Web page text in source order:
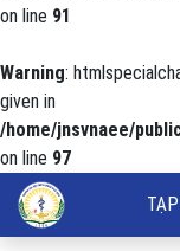
on line 91
Warning:
given in
/home/jnsvnaee/
on line 97
Family-based